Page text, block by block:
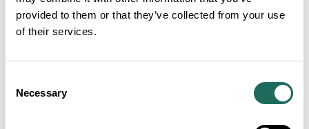
provided to them or that they’ve collected from your use
of their services.
Selection
Necessary
Walking Tour